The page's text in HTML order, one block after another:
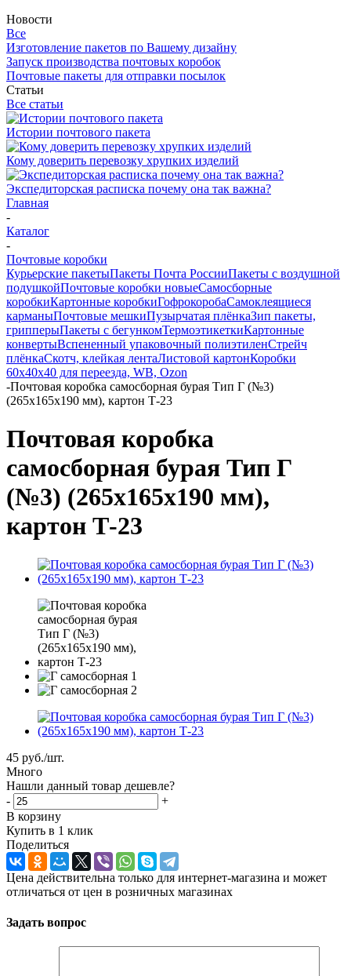
Новости
Все
Изготовление пакетов по Вашему дизайну
Запуск производства почтовых коробок
Почтовые пакеты для отправки посылок
Статьи
Все статьи
Истории почтового пакета
Кому доверить перевозку хрупких изделий
Экспедиторская расписка почему она так важна?
Главная
-
Каталог
-
Почтовые коробки
Курьерские пакетыПакеты Почта РоссииПакеты с воздушной
подушкойПочтовые коробки новыеСамосборные
коробкиКартонные коробкиГофрокоробаСамоклеящиеся
карманыПочтовые мешкиПузырчатая плёнкаЗип пакеты,
грипперыПакеты с бегункомТермоэтикеткиКартонные
конвертыВспененный упаковочный полиэтиленСтрейч
плёнкаСкотч, клейкая лентаЛистовой картонКоробки
60х40х40 для переезда, WB, Ozon
-Почтовая коробка самосборная бурая Тип Г (№3)
(265x165x190 мм), картон Т-23
Почтовая коробка
самосборная бурая Тип Г
(№3) (265x165x190 мм),
картон Т-23
45 руб./шт.
Много
Нашли данный товар дешевле?
-
+
В корзину
Купить в 1 клик
Поделиться
Цена действительна только для интернет-магазина и может
отличаться от цен в розничных магазинах
Задать вопрос